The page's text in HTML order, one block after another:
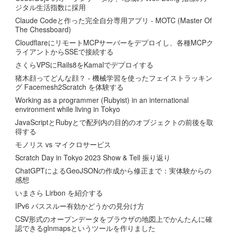
ジタル生活指数に採用
Claude Codeと作った完全自分専用アプリ - MOTC (Master Of
The Chessboard)
CloudflareにリモートMCPサーバーをデプロイし、各種MCPク
ライアントからSSEで接続する
さくらVPSにRails8をKamalでデプロイする
猪木顔ってどんな顔？ - 機械学習を使ったフェイストラッキン
グ Facemesh2Scratch を体験する
Working as a programmer (Rubyist) in an international
environment while living in Tokyo
JavaScriptとRubyとで配列内の目的のオブジェクトの前後を取
得する
モノリス vs マイクロサービス
Scratch Day in Tokyo 2023 Show & Tell 振り返り
ChatGPTによるGeoJSONの作成から修正まで：実体験からの
感想
いまさら Lirbon を紹介する
IPv6 パススルー有効かどうかの見分け方
CSV形式のオープンデータをブラウザの地図上でかんたんに確
認できるglnmapsというツールを作りました